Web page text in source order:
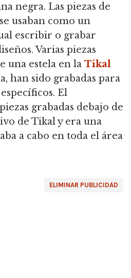
negra. Las piezas de
usaban como un
escribir o grabar
Varias piezas
una estela en la Tikal
han sido grabadas para
El
grabadas debajo de
de Tikal y era una
a cabo en toda el área
ELIMINAR PUBLICIDAD